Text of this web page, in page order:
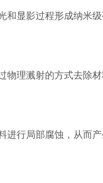
影过程形成纳米级
溅射的方式去除
局部腐蚀，从而产